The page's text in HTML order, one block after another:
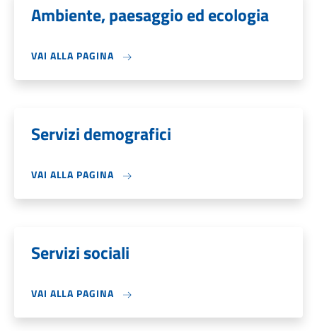
Ambiente, paesaggio ed ecologia
VAI ALLA PAGINA
Servizi demografici
VAI ALLA PAGINA
Servizi sociali
VAI ALLA PAGINA